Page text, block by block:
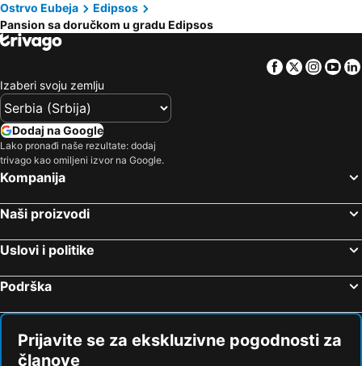
Ostrvo Eubeja
Edipsos
Pansion sa doručkom u gradu Edipsos
Facebook
Twitter
Izaberi svoju zemlju
Dodaj na Google
Lako pronađi naše rezultate: dodaj
trivago kao omiljeni izvor na Google.
Kompanija
Naši proizvodi
Uslovi i politike
Podrška
Prijavite se za ekskluzivne pogodnosti za
članove